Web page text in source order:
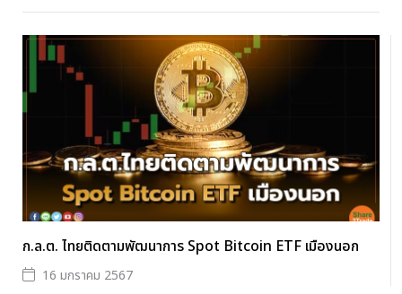
ก.ล.ต. ไทยติดตามพัฒนาการ Spot Bitcoin ETF เมืองนอก
16 มกราคม 2567